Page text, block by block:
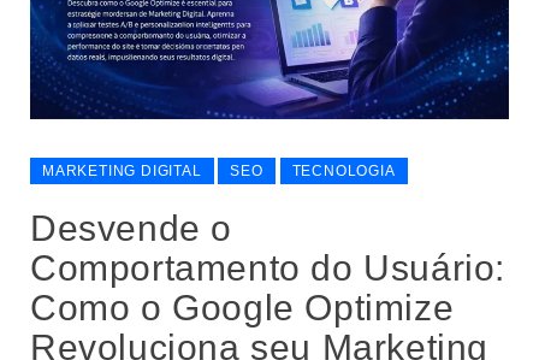
MARKETING DIGITAL SEO TECNOLOGIA
Desvende o
Comportamento do Usuário:
Como o Google Optimize
Revoluciona seu Marketing